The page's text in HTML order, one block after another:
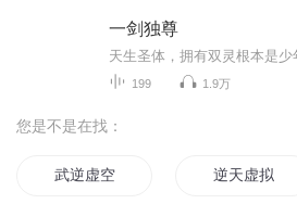
一剑独尊
199 1.9万
您是不是在找：
武逆虚空 逆天虚拟